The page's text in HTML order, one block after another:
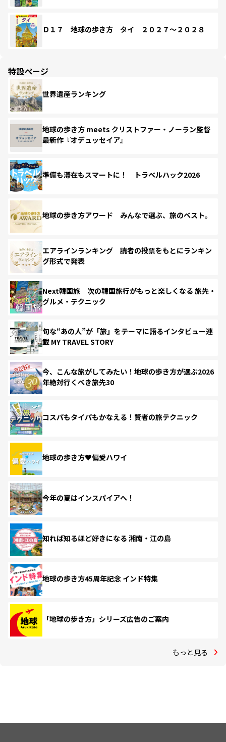
Ｄ１７ 地球の歩き方 タイ ２０２７～２０２８
特設ページ
世界遺産ランキング
地球の歩き方 meets クリストファー・ノーラン監督
最新作『オデュッセイア』
準備も滞在もスマートに！ トラベルハック2026
地球の歩き方アワード みんなで選ぶ、旅のベスト。
エアラインランキング 読者の投票をもとにランキン
グ形式で発表
Next韓国旅 次の韓国旅行がもっと楽しくなる 旅先・
グルメ・テクニック
旬な“あの人”が「旅」をテーマに語るインタビュー連
載 MY TRAVEL STORY
今、こんな旅がしてみたい！地球の歩き方が選ぶ2026
年絶対行くべき旅先30
コスパもタイパもかなえる！賢者の旅テクニック
地球の歩き方♥偏愛ハワイ
今年の夏はインスパイアへ！
知れば知るほど好きになる 湘南・江の島
地球の歩き方45周年記念 インド特集
「地球の歩き方」シリーズ広告のご案内
もっと見る